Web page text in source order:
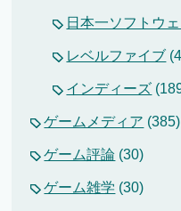
日本一ソフトウ
レベルファイブ
インディーズ
ゲームメディア (385)
ゲーム評論 (30)
ゲーム雑学 (30)